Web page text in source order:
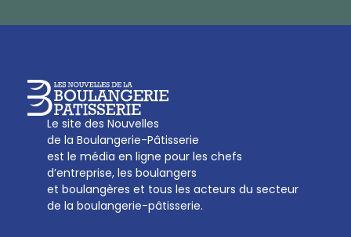
Le site des Nouvelles
de la Boulangerie-Pâtisserie
est le média en ligne pour les chefs
d’entreprise, les boulangers
et boulangères et tous les acteurs du secteur
de la boulangerie-pâtisserie.